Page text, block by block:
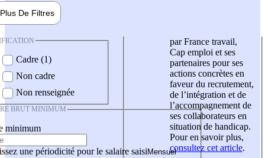
Plus De Filtres
Cadre (1)
Non cadre
Non renseignée
BRUT MINIMUM
minimum
une périodicité pour le salaire saisi
par France travail,
Cap emploi et ses
partenaires pour ses
actions concrètes en
faveur du recrutement,
de l’intégration et de
l’accompagnement de
ses collaborateurs en
situation de handicap.
Pour en savoir plus,
consultez cet article.